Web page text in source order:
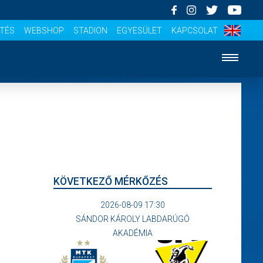
WEBSHOP STADION EGYESÜLET KAPCSOLAT
KÖVETKEZŐ MÉRKŐZÉS
2026-08-09 17:30
SÁNDOR KÁROLY LABDARÚGÓ
AKADÉMIA